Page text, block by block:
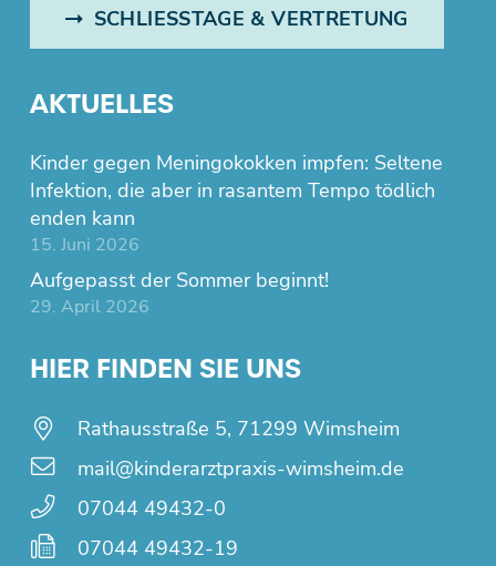
SCHLIESSTAGE & VERTRETUNG
AKTUELLES
Kinder gegen Meningokokken impfen: Seltene
Infektion, die aber in rasantem Tempo tödlich
enden kann
15. Juni 2026
Aufgepasst der Sommer beginnt!
29. April 2026
HIER FINDEN SIE UNS
Rathausstraße 5, 71299 Wimsheim
mail@kinderarztpraxis-wimsheim.de
07044 49432-0
07044 49432-19